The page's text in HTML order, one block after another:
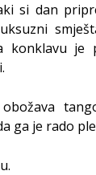
si dan
konklavu je
ga je rado